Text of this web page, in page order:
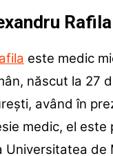
Rafila
este medic
născut la 27
având în
medic, el este
Universitatea de